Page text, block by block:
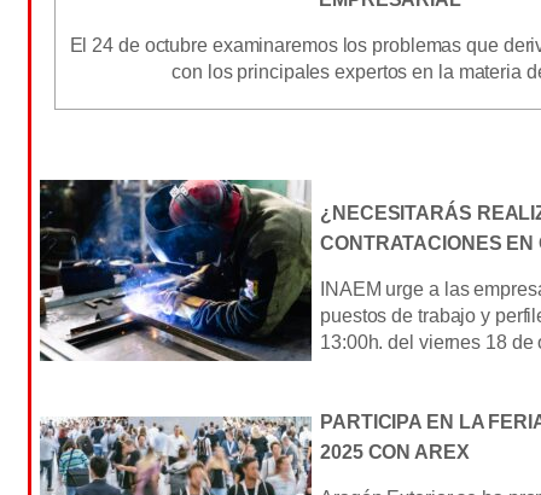
El 24 de octubre examinaremos los problemas que
con los principales expertos en la materia
¿NECESITARÁS
CONTRATACIONES EN
INAEM urge a las
puestos de trabajo y
13:00h. del viernes 18 de
PARTICIPA EN LA
2025 CON AREX